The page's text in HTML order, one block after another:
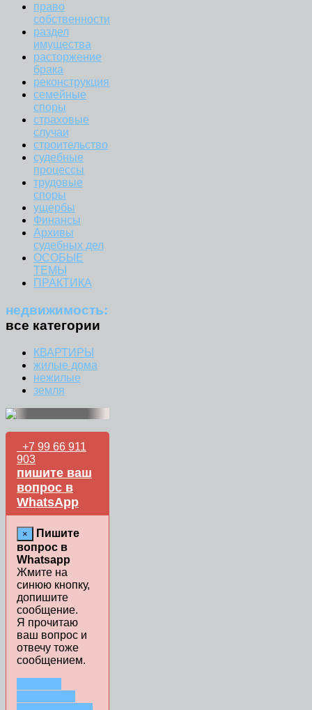
право
собственности
раздел
имущества
расторжение
брака
реконструкция
семейные
споры
страховые
случаи
строительство
судебные
процессы
трудовые
споры
ущербы
Финансы
Архивы
судебных дел
ОСОБЫЕ
ТЕМЫ
ПРАКТИКА
недвижимость:
все категории
КВАРТИРЫ
жилые дома
нежилые
земля
+7 99 66 911
903
пишите ваш
вопрос в
WhatsApp
×
Пишите
вопрос в
Whatsapp
Жмите на
синюю кнопку,
допишите
сообщение.
Я прочитаю
ваш вопрос и
отвечу тоже
сообщением.